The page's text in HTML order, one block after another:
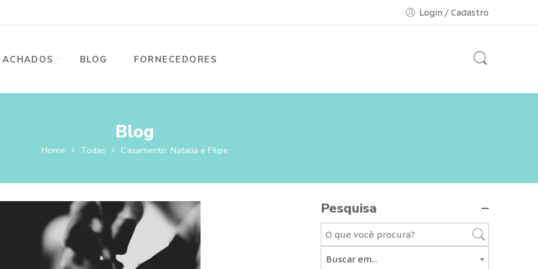
Login / Cadastro
ACHADOS BLOG FORNECEDORES
Blog
Home Todas Casamento: Natalia e Filipe
Pesquisa
Buscar em...